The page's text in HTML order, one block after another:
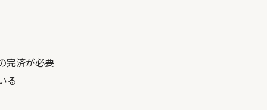
完済が必要
る